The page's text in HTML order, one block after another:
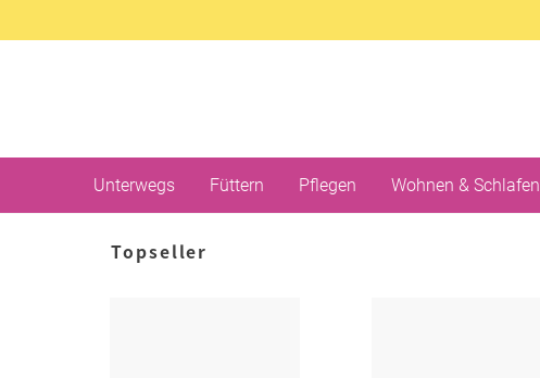
Unterwegs Füttern Pflegen Wohnen & Schlafen
Topseller